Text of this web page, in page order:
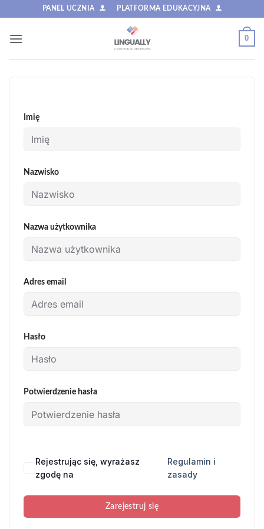
zawartości
PANEL UCZNIA PLATFORMA EDUKACYJNA
0
Imię
Nazwisko
Nazwa użytkownika
Adres email
Hasło
Potwierdzenie hasła
Rejestrując się, wyrażasz
zgodę na
Regulamin i
zasady
Zarejestruj się